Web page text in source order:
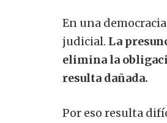
En una
judicial. La
elimina la
resulta dañada.
Por eso resulta